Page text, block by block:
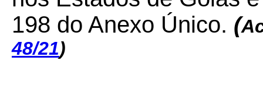
198 do Anexo Único. (
48/21)